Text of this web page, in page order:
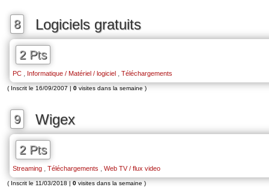
8 Logiciels gratuits
2 Pts
PC , Informatique / Matériel / logiciel , Téléchargements
( Inscrit le 16/09/2007 | 0 visites dans la semaine )
9 Wigex
2 Pts
Streaming , Téléchargements , Web TV / flux video
( Inscrit le 11/03/2018 | 0 visites dans la semaine )